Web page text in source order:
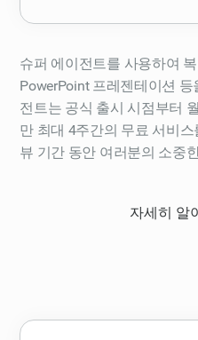
슈퍼 에이전트를 사용하여
PowerPoint 프레젠테이션
전트는 공식 출시 시점부터
만 최대 4주간의 무료 서비
뷰 기간 동안 여러분의 소중
자세히 알